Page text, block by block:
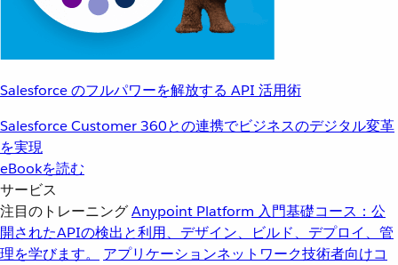
Salesforce のフルパワーを解放する API 活用術
Salesforce Customer 360との連携でビジネスのデジタル変革
を実現
eBookを読む
サービス
注目のトレーニングAnypoint Platform 入門基礎コース：公
開されたAPIの検出と利用、デザイン、ビルド、デプロイ、管
理を学びます。
アプリケーションネットワーク技術者向けコ